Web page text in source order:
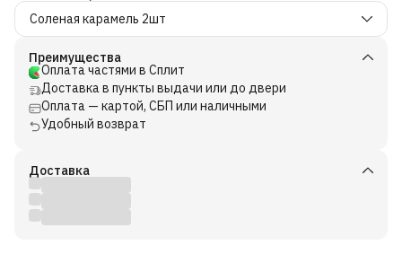
Соленая карамель 2шт
Преимущества
Оплата частями в Сплит
Доставка в пункты выдачи или до двери
Оплата — картой, СБП или наличными
Удобный возврат
Доставка